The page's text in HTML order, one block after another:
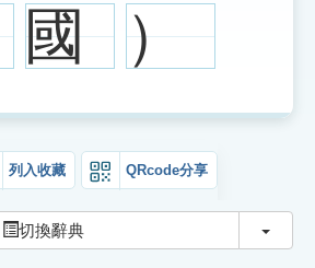
國 ）
列入收藏 QRcode分享
切換辭典 切換